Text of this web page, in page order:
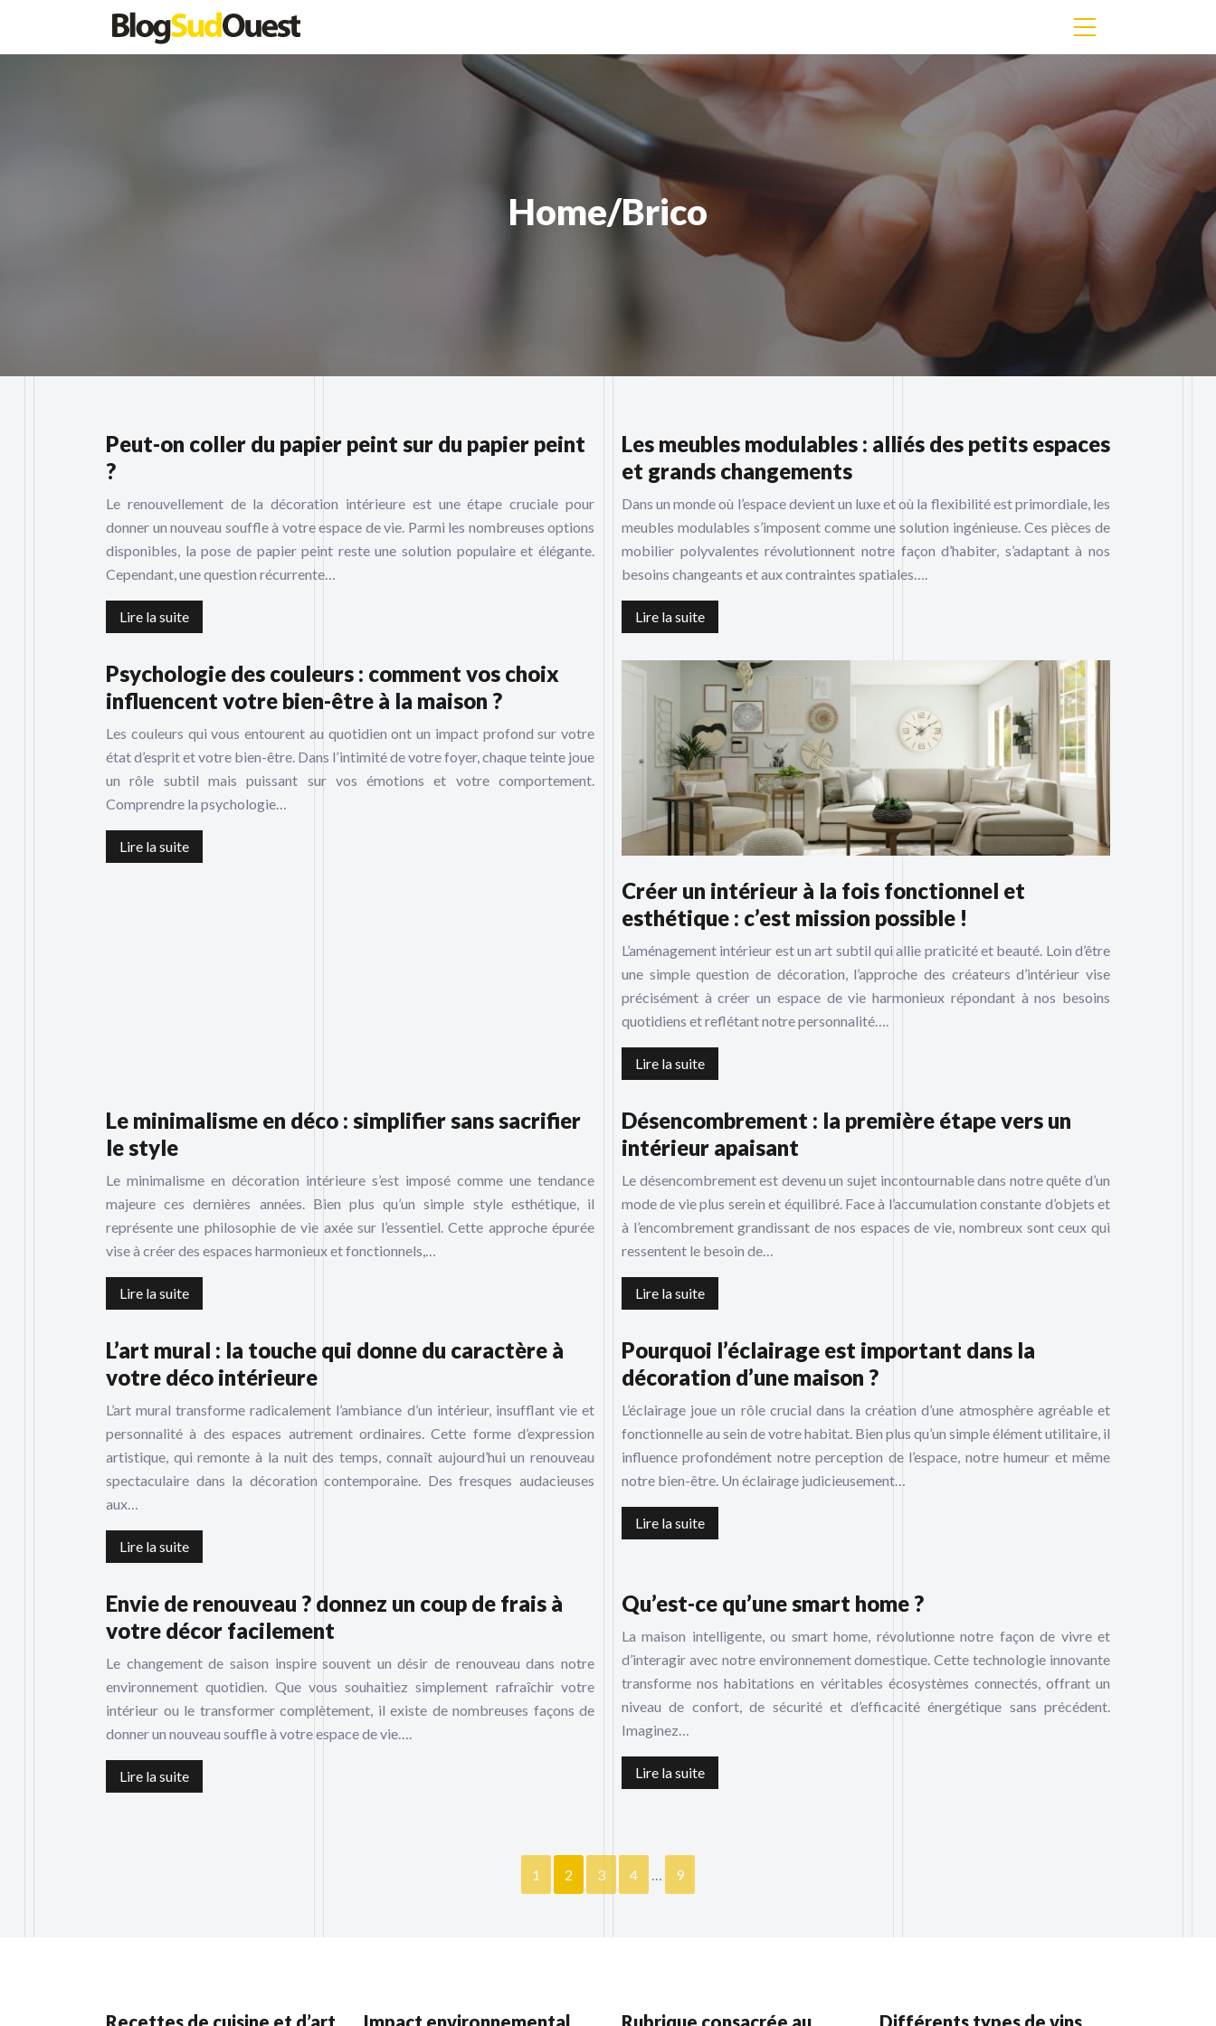
Home/Brico
Peut-on coller du papier peint sur du papier peint
?
Le renouvellement de la décoration intérieure est une étape cruciale pour
donner un nouveau souffle à votre espace de vie. Parmi les nombreuses options
disponibles, la pose de papier peint reste une solution populaire et élégante.
Cependant, une question récurrente…
Lire la suite
Les meubles modulables : alliés des petits espaces
et grands changements
Dans un monde où l’espace devient un luxe et où la flexibilité est primordiale, les
meubles modulables s’imposent comme une solution ingénieuse. Ces pièces de
mobilier polyvalentes révolutionnent notre façon d’habiter, s’adaptant à nos
besoins changeants et aux contraintes spatiales….
Lire la suite
Psychologie des couleurs : comment vos choix
influencent votre bien-être à la maison ?
Les couleurs qui vous entourent au quotidien ont un impact profond sur votre
état d’esprit et votre bien-être. Dans l’intimité de votre foyer, chaque teinte joue
un rôle subtil mais puissant sur vos émotions et votre comportement.
Comprendre la psychologie…
Lire la suite
Créer un intérieur à la fois fonctionnel et
esthétique : c’est mission possible !
L’aménagement intérieur est un art subtil qui allie praticité et beauté. Loin d’être
une simple question de décoration, l’approche des créateurs d’intérieur vise
précisément à créer un espace de vie harmonieux répondant à nos besoins
quotidiens et reflétant notre personnalité….
Lire la suite
Le minimalisme en déco : simplifier sans sacrifier
le style
Le minimalisme en décoration intérieure s’est imposé comme une tendance
majeure ces dernières années. Bien plus qu’un simple style esthétique, il
représente une philosophie de vie axée sur l’essentiel. Cette approche épurée
vise à créer des espaces harmonieux et fonctionnels,…
Lire la suite
Désencombrement : la première étape vers un
intérieur apaisant
Le désencombrement est devenu un sujet incontournable dans notre quête d’un
mode de vie plus serein et équilibré. Face à l’accumulation constante d’objets et
à l’encombrement grandissant de nos espaces de vie, nombreux sont ceux qui
ressentent le besoin de…
Lire la suite
L’art mural : la touche qui donne du caractère à
votre déco intérieure
L’art mural transforme radicalement l’ambiance d’un intérieur, insufflant vie et
personnalité à des espaces autrement ordinaires. Cette forme d’expression
artistique, qui remonte à la nuit des temps, connaît aujourd’hui un renouveau
spectaculaire dans la décoration contemporaine. Des fresques audacieuses
aux…
Lire la suite
Pourquoi l’éclairage est important dans la
décoration d’une maison ?
L’éclairage joue un rôle crucial dans la création d’une atmosphère agréable et
fonctionnelle au sein de votre habitat. Bien plus qu’un simple élément utilitaire, il
influence profondément notre perception de l’espace, notre humeur et même
notre bien-être. Un éclairage judicieusement…
Lire la suite
Envie de renouveau ? donnez un coup de frais à
votre décor facilement
Le changement de saison inspire souvent un désir de renouveau dans notre
environnement quotidien. Que vous souhaitiez simplement rafraîchir votre
intérieur ou le transformer complètement, il existe de nombreuses façons de
donner un nouveau souffle à votre espace de vie….
Lire la suite
Qu’est-ce qu’une smart home ?
La maison intelligente, ou smart home, révolutionne notre façon de vivre et
d’interagir avec notre environnement domestique. Cette technologie innovante
transforme nos habitations en véritables écosystèmes connectés, offrant un
niveau de confort, de sécurité et d’efficacité énergétique sans précédent.
Imaginez…
Lire la suite
1 2 3 4 … 9
Recettes de cuisine et d’art Impact environnemental Rubrique consacrée au Différents types de vins